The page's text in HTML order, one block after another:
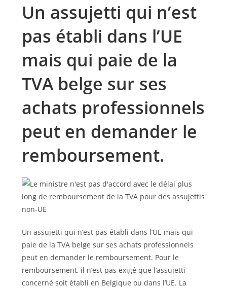
Un assujetti qui n’est
pas établi dans l’UE
mais qui paie de la
TVA belge sur ses
achats professionnels
peut en demander le
remboursement.
Un assujetti qui n’est pas établi dans l’UE mais qui
paie de la TVA belge sur ses achats professionnels
peut en demander le remboursement. Pour le
remboursement, il n’est pas exigé que l’assujetti
concerné soit établi en Belgique ou dans l’UE. La